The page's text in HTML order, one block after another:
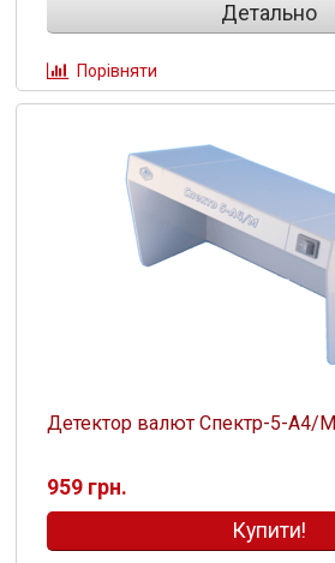
Детально
Порівняти
Детектор валют Спектр-5-А4/М
959 грн.
Купити!